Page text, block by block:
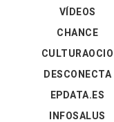
VÍDEOS
CHANCE
CULTURAOCIO
DESCONECTA
EPDATA.ES
INFOSALUS